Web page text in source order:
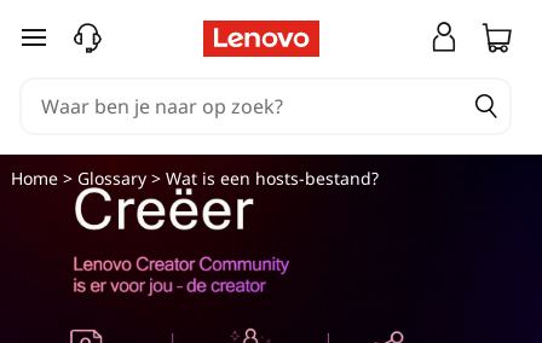
W
Ga naar de hoofdinhoud
Home> Glossary> Wat is een hosts-bestand?